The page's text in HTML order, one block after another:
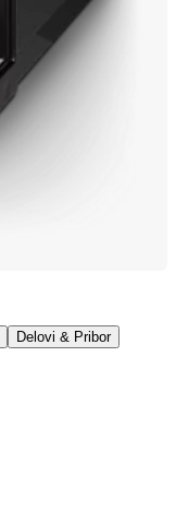
Delovi & Pribor